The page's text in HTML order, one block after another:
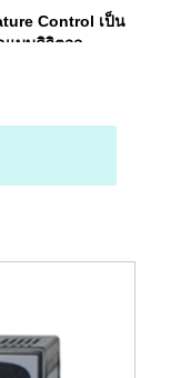
Control เป็น
แบบดิจิตอล